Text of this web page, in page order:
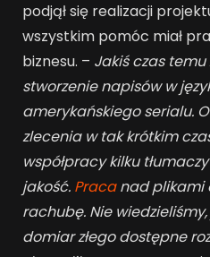
podjął się realizacji
wszystkim pomóc miał
biznesu. – Jakiś czas
stworzenie napisów w
amerykańskiego serialu.
zlecenia w tak krótkim
współpracy kilku
jakość. Pracanad plikami
rachubę. Nie
domiar złego dostępne